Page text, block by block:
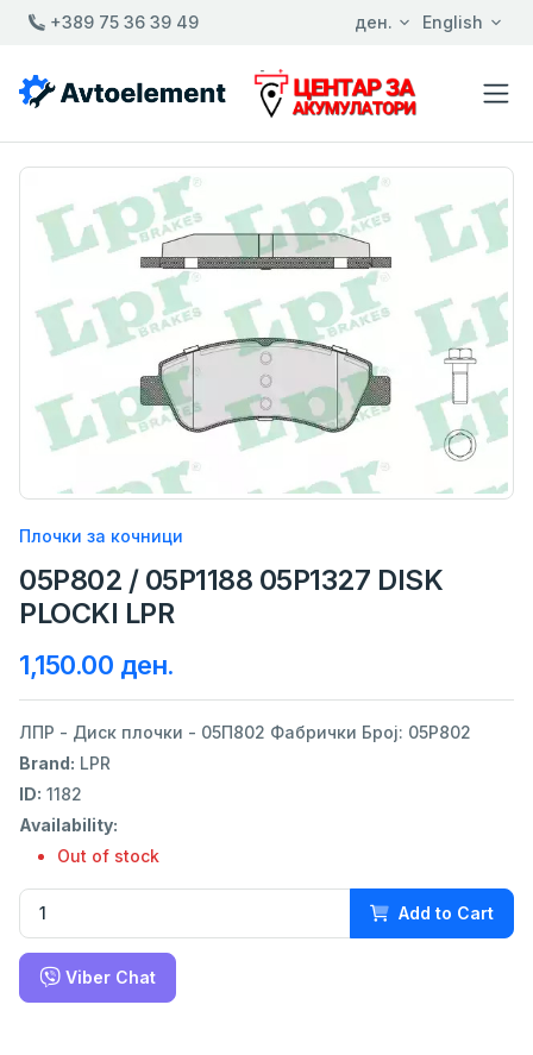
+389 75 36 39 49 ден. English
Плочки за кочници
05P802 / 05P1188 05P1327 DISK
PLOCKI LPR
1,150.00 ден.
ЛПР - Диск плочки - 05П802 Фабрички Број: 05P802
Brand: LPR
ID: 1182
Availability:
Out of stock
Add to Cart
Viber Chat